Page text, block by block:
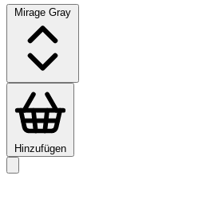
Mirage Gray
Hinzufügen